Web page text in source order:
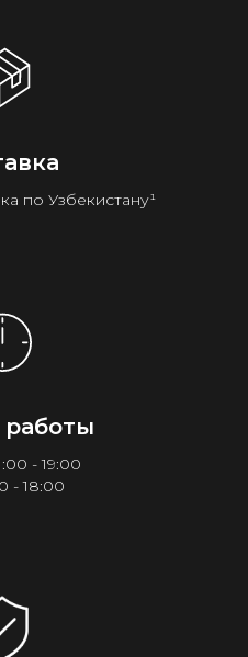
по Узбекистану¹
работы
- 19:00
- 18:00